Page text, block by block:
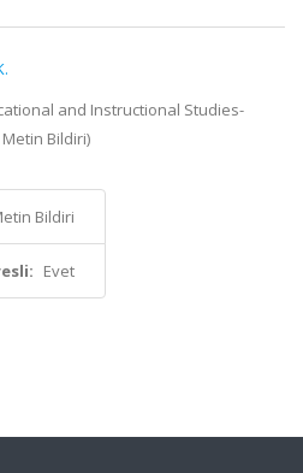
and Instructional Studies-
Metin Bildiri)
Bildiri
Evet